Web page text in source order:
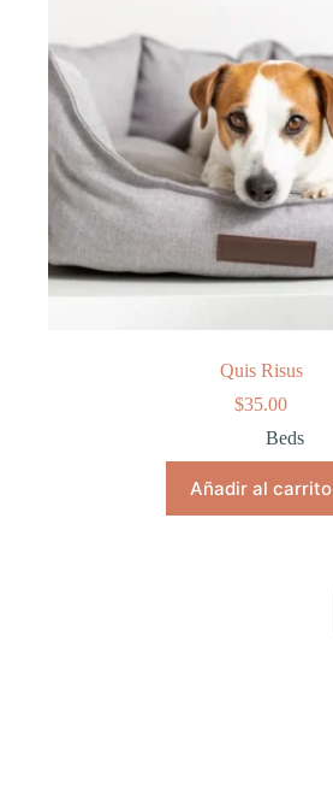
Quis Risus
$35.00
Beds
Añadir al carrito